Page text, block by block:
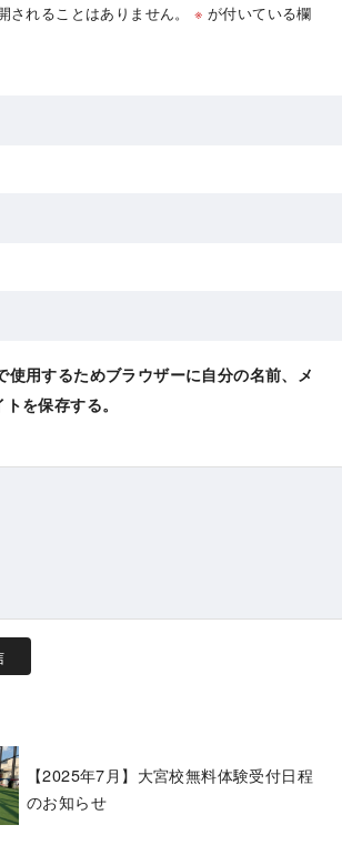
されることはありません。 ※ が付いている欄
使用するためブラウザーに自分の名前、メ
を保存する。
【2025年7月】大宮校無料体験受付日程
のお知らせ